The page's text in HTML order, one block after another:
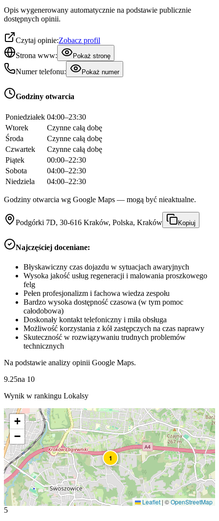
Opis wygenerowany automatycznie na podstawie publicznie
dostępnych opinii.
Czytaj opinie:Zobacz profil
Strona www:
Pokaż stronę
Numer telefonu: Pokaż numer
Godziny otwarcia
Poniedziałek 04:00–23:30
Wtorek
Czynne całą dobę
Środa
Czynne całą dobę
Czwartek
Czynne całą dobę
Piątek
00:00–22:30
Sobota
04:00–22:30
Niedziela
04:00–22:30
Godziny otwarcia wg Google Maps — mogą być nieaktualne.
Podgórki 7D, 30-616 Kraków, Polska, Kraków Kopiuj
Najczęściej doceniane:
Błyskawiczny czas dojazdu w sytuacjach awaryjnych
Wysoka jakość usług regeneracji i malowania proszkowego
felg
Pełen profesjonalizm i fachowa wiedza zespołu
Bardzo wysoka dostępność czasowa (w tym pomoc
całodobowa)
Doskonały kontakt telefoniczny i miła obsługa
Możliwość korzystania z kół zastępczych na czas naprawy
Skuteczność w rozwiązywaniu trudnych problemów
technicznych
Na podstawie analizy opinii Google Maps.
9.25na 10
Wynik w rankingu Lokalsy
1
+
−
Leaflet | ©OpenStreetMap
5